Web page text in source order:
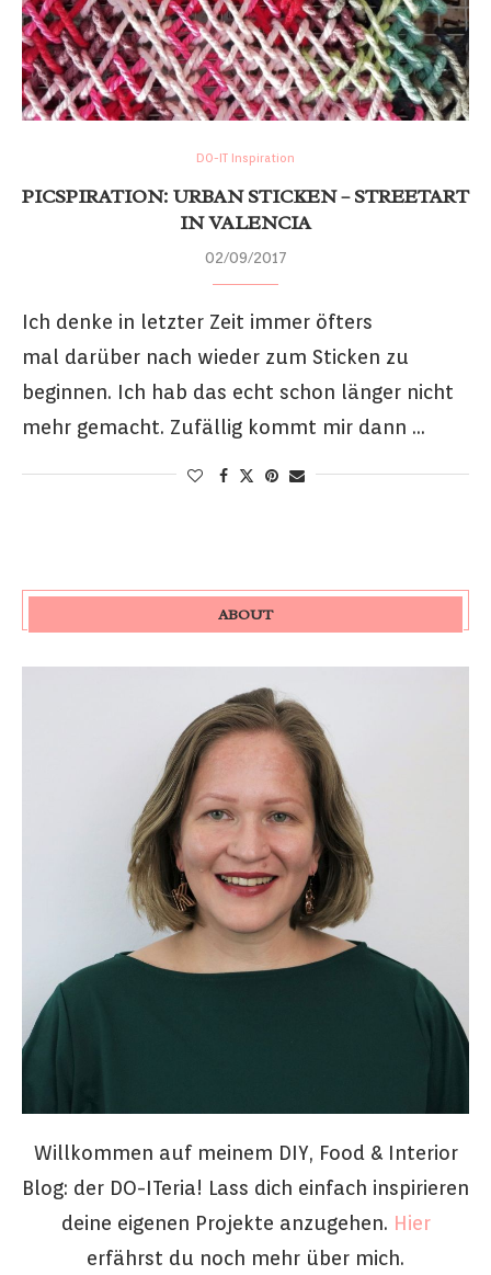
DO-IT Inspiration
PICSPIRATION: URBAN STICKEN – STREETART
IN VALENCIA
02/09/2017
Ich denke in letzter Zeit immer öfters
mal darüber nach wieder zum Sticken zu
beginnen. Ich hab das echt schon länger nicht
mehr gemacht. Zufällig kommt mir dann …
ABOUT
Willkommen auf meinem DIY, Food & Interior
Blog: der DO-ITeria! Lass dich einfach inspirieren
deine eigenen Projekte anzugehen. Hier
erfährst du noch mehr über mich.